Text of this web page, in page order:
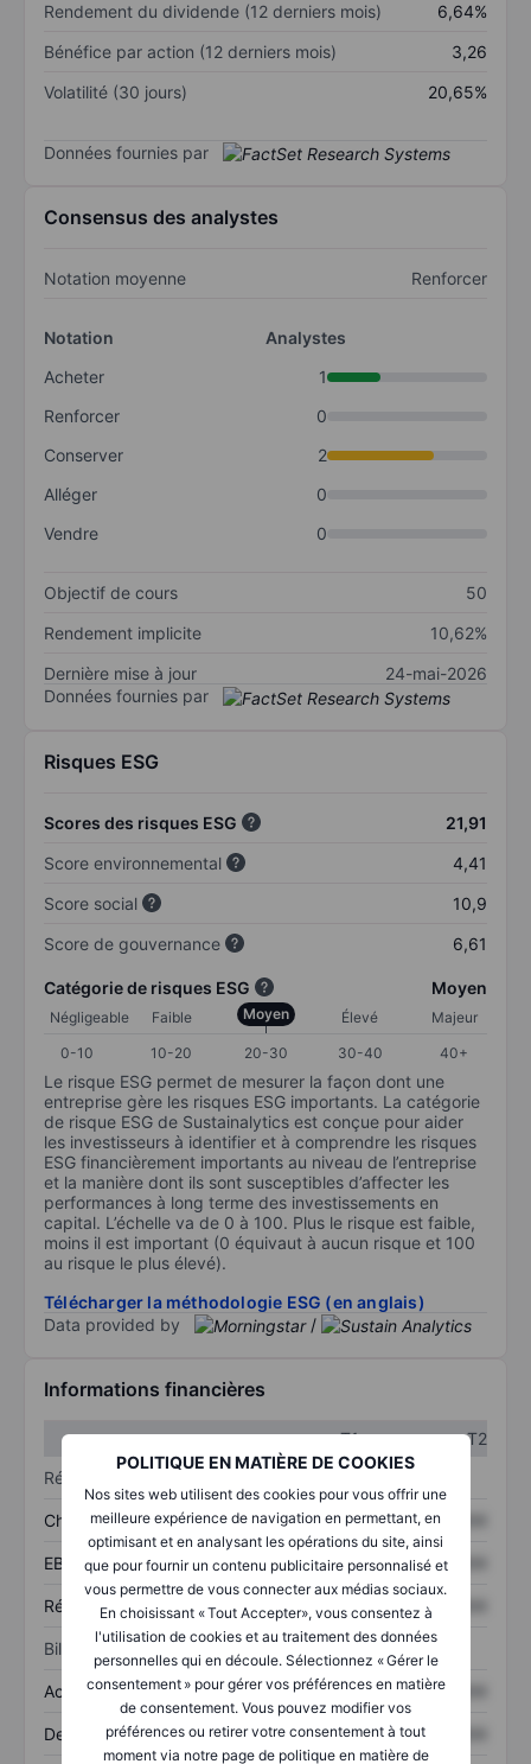
POLITIQUE EN MATIÈRE DE COOKIES
Nos sites web utilisent des cookies pour vous offrir une
meilleure expérience de navigation en permettant, en
optimisant et en analysant les opérations du site, ainsi
que pour fournir un contenu publicitaire personnalisé et
vous permettre de vous connecter aux médias sociaux.
En choisissant « Tout Accepter», vous consentez à
l'utilisation de cookies et au traitement des données
personnelles qui en découle. Sélectionnez « Gérer le
consentement » pour gérer vos préférences en matière
de consentement. Vous pouvez modifier vos
préférences ou retirer votre consentement à tout
moment via notre page de politique en matière de
Rendement du dividende (12 derniers mois)
6,64%
Bénéfice par action (12 derniers mois)
3,26
Volatilité (30 jours)
20,65%
Données fournies par
Consensus des analystes
Notation moyenne Renforcer
Notation
Analystes
Acheter
1
Renforcer
0
Conserver
2
Alléger
0
Vendre
0
Objectif de cours
50
Rendement implicite
10,62%
Dernière mise à jour
24-mai-2026
Données fournies par
Risques ESG
Scores des risques ESG
21,91
Score environnemental
4,41
Score social
10,9
Score de gouvernance
6,61
Catégorie de risques ESG Moyen
Négligeable Faible Moyen Élevé
Majeur
0-10
10-20 20-30 30-40 40+
Le risque ESG permet de mesurer la façon dont une
entreprise gère les risques ESG importants. La catégorie
de risque ESG de Sustainalytics est conçue pour aider
les investisseurs à identifier et à comprendre les risques
ESG financièrement importants au niveau de l’entreprise
et la manière dont ils sont susceptibles d’affecter les
performances à long terme des investissements en
capital. L’échelle va de 0 à 100. Plus le risque est faible,
moins il est important (0 équivaut à aucun risque et 100
au risque le plus élevé).
Télécharger la méthodologie ESG (en anglais)
Data provided by
/
Informations financières
T1
T2
Résultats
Chiffre d’affaires XXXXXXX XXXXXXX
EBITDA XXXXXXX XXXXXXX
Résultat net XXXXXXX XXXXXXX
Bilan
Actifs totaux XXXXXXX XXXXXXX
Dette totale XXXXXXX XXXXXXX